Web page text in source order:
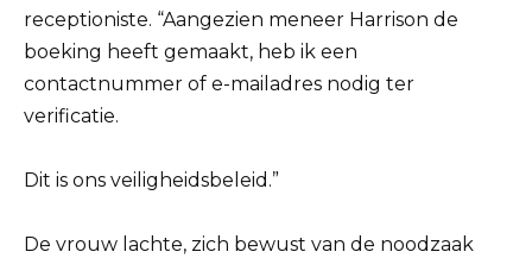
receptioniste. “Aangezien meneer Harrison de
boeking heeft gemaakt, heb ik een
contactnummer of e-mailadres nodig ter
verificatie.
Dit is ons veiligheidsbeleid.”
De vrouw lachte, zich bewust van de noodzaak